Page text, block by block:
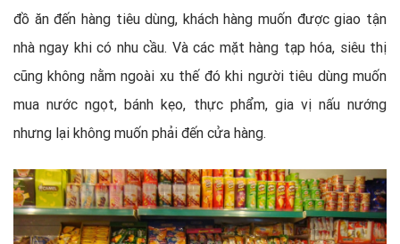
đồ ăn đến hàng tiêu dùng, khách hàng muốn được giao tận
nhà ngay khi có nhu cầu. Và các mặt hàng tạp hóa, siêu thị
cũng không nằm ngoài xu thế đó khi người tiêu dùng muốn
mua nước ngọt, bánh kẹo, thực phẩm, gia vị nấu nướng
nhưng lại không muốn phải đến cửa hàng.